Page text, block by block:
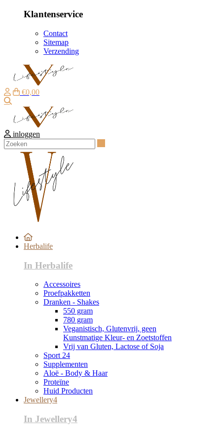
Klantenservice
Contact
Sitemap
Verzending
€0,00
inloggen
Herbalife
In Herbalife
Accessoires
Proefpakketten
Dranken - Shakes
550 gram
780 gram
Veganistisch, Glutenvrij, geen
Kunstmatige Kleur- en Zoetstoffen
Vrij van Gluten, Lactose of Soja
Sport 24
Supplementen
Aloë - Body & Haar
Proteïne
Huid Producten
Jewellery4
In Jewellery4